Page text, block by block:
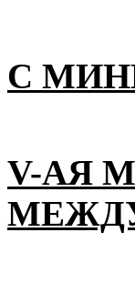
С
V-АЯ